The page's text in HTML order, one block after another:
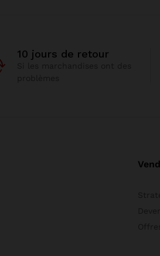
10 jours de retour